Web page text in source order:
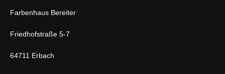
Farbenhaus Bereiter
Friedhofstraße 5-7
64711 Erbach